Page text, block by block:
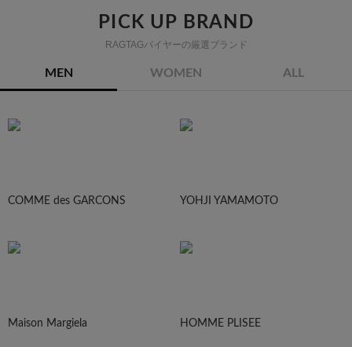
PICK UP BRAND
RAGTAGバイヤーの厳選ブランド
MEN WOMEN ALL
COMME des GARCONS YOHJI YAMAMOTO
Maison Margiela HOMME PLISEE